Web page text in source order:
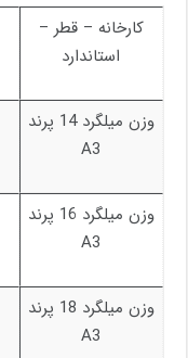
کارخانه – قطر –
استاندارد
وزن میلگرد 14 پرند
A3
وزن میلگرد 16 پرند
A3
وزن میلگرد 18 پرند
A3